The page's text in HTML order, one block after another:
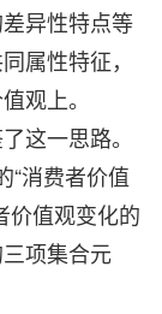
异性特点等
属性特征，
观上。
这一思路。
“消费者价值
价值观变化的
项集合元